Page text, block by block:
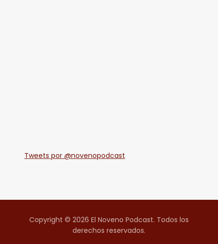
Tweets por @novenopodcast
Copyright © 2026 El Noveno Podcast. Todos los
derechos reservados.